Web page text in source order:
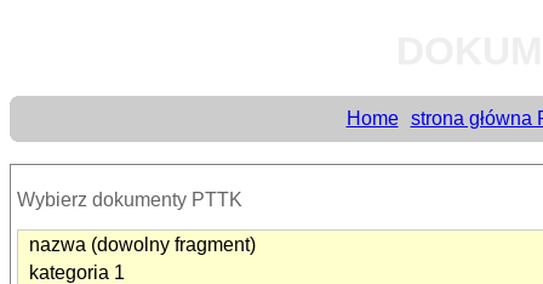
Home strona główna
Wybierz dokumenty PTTK
nazwa (dowolny fragment)
kategoria 1